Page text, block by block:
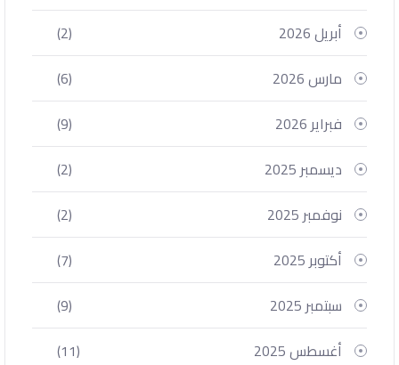
أبريل 2026
(2)
مارس 2026
(6)
فبراير 2026
(9)
ديسمبر 2025
(2)
نوفمبر 2025
(2)
أكتوبر 2025
(7)
سبتمبر 2025
(9)
أغسطس 2025
(11)